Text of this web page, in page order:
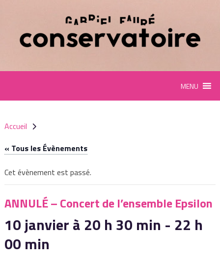
MENU
Accueil
« Tous les Évènements
Cet évènement est passé.
ANNULÉ – Concert de l’ensemble Epsilon
10 janvier à 20 h 30 min - 22 h
00 min